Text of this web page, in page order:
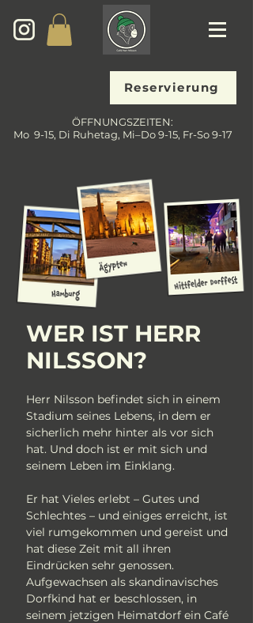
ÖFFNUNGSZEITEN:
Mo 9-15, Di Ruhetag, Mi–Do 9-15, Fr-So 9-17
Reservierung
WER IST HERR
NILSSON?
Herr Nilsson befindet sich in einem
Stadium seines Lebens, in dem er
sicherlich mehr hinter als vor sich
hat. Und doch ist er mit sich und
seinem Leben im Einklang.
Er hat Vieles erlebt – Gutes und
Schlechtes – und einiges erreicht, ist
viel rumgekommen und gereist und
hat diese Zeit mit all ihren
Eindrücken sehr genossen.
Aufgewachsen als skandinavisches
Dorfkind hat er beschlossen, in
seinem jetzigen Heimatdorf ein Café